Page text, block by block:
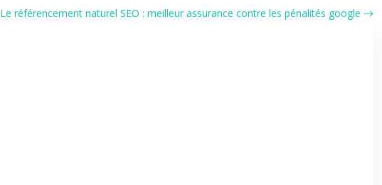
Le référencement naturel SEO : meilleur assurance contre les pénalités google